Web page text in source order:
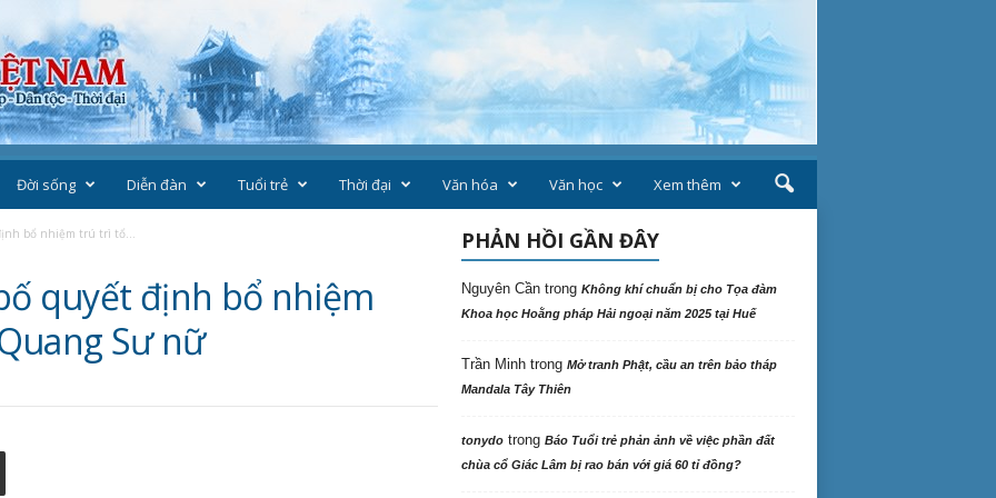
Đời sống Diễn đàn Tuổi trẻ Thời đại Văn hóa Văn học Xem thêm
bổ nhiệm trú trì tổ...
quyết định bổ nhiệm
Sư nữ
PHẢN HỒI GẦN ĐÂY
Nguyên Cầntrong Không khí chuẩn bị cho Tọa đàm
Khoa học Hoằng pháp Hải ngoại năm 2025 tại Huế
Trần Minhtrong Mở tranh Phật, cầu an trên bảo tháp
Mandala Tây Thiên
tonydotrong Báo Tuổi trẻ phản ảnh về việc phần đất
chùa cổ Giác Lâm bị rao bán với giá 60 tỉ đồng?